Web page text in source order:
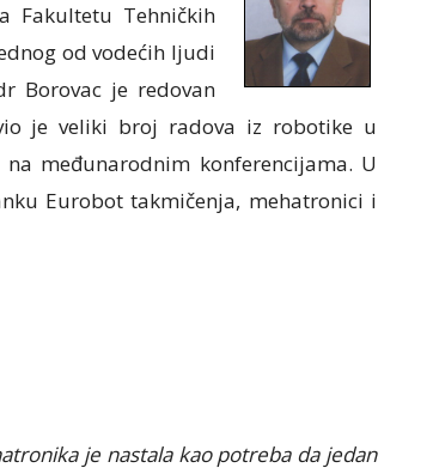
Fakultetu Tehničkih
od vodećih ljudi
Borovac je redovan
je veliki broj radova iz robotike u
međunarodnim konferencijama. U
Eurobot takmičenja, mehatronici i
je nastala kao potreba da jedan